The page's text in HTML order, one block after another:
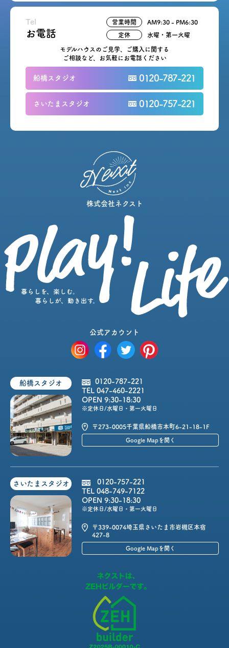
Tel
お電話
モデルハウスのご見学、ご購入に関する
ご相談など、お気軽にお電話ください
船橋スタジオ 0120-787-221
さいたまスタジオ 0120-757-221
営業時間 AM9:30 - PM6:30
定休 水曜・第一火曜
株式会社ネクスト
公式アカウント
船橋スタジオ
0120-787-221
TEL 047-460-2221
OPEN 9:30-18:30
※定休日/水曜日・第一火曜日
〒273-0005千葉県船橋市本町6-21-18-1F
Google Mapを開く
さいたまスタジオ
0120-757-221
TEL 048-749-7122
OPEN 9:30-18:30
※定休日/水曜日・第一火曜日
〒339-0074埼玉県さいたま市岩槻区本宿
427-8
Google Mapを開く